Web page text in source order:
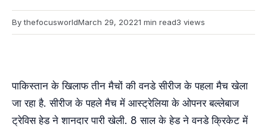
By thefocusworldMarch 29, 20221 min read3 views
पाकिस्तान के खिलाफ तीन मैचों की वनडे सीरीज के पहला मैच खेला
जा रहा है. सीरीज के पहले मैच में आस्ट्रेलिया के ओपनर बल्लेबाज
ट्रेविस हेड ने शानदार पारी खेली. 8 साल के हेड ने वनडे क्रिकेट में